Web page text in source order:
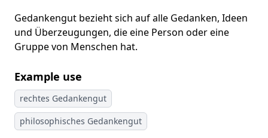
Gedankengut bezieht sich auf alle Gedanken, Ideen
und Überzeugungen, die eine Person oder eine
Gruppe von Menschen hat.
Example use
rechtes Gedankengut
philosophisches Gedankengut